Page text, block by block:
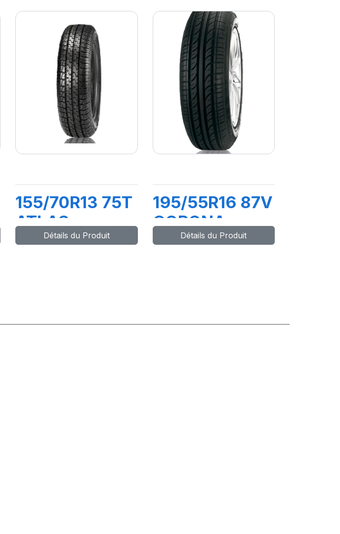
155/70R13 75T
ATLAS
Détails du Produit
195/55R16 87V
CORONA
Détails du Produit